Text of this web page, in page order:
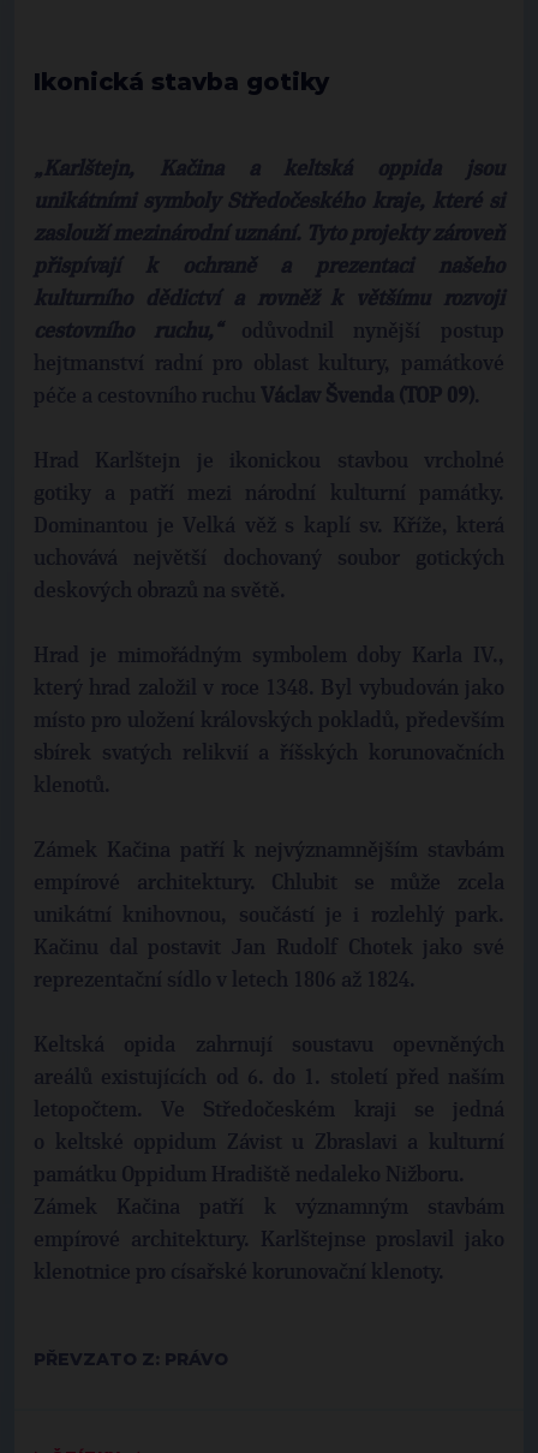
Ikonická stavba gotiky
„Karlštejn, Kačina a keltská oppida jsou
unikátními symboly Středočeského kraje, které si
zaslouží mezinárodní uznání. Tyto projekty zároveň
přispívají k ochraně a prezentaci našeho
kulturního dědictví a rovněž k většímu rozvoji
cestovního ruchu,“odůvodnil nynější postup
hejtmanství radní pro oblast kultury, památkové
péče a cestovního ruchu Václav Švenda (TOP 09).
Hrad Karlštejn je ikonickou stavbou vrcholné
gotiky a patří mezi národní kulturní památky.
Dominantou je Velká věž s kaplí sv. Kříže, která
uchovává největší dochovaný soubor gotických
deskových obrazů na světě.
Hrad je mimořádným symbolem doby Karla IV.,
který hrad založil v roce 1348. Byl vybudován jako
místo pro uložení královských pokladů, především
sbírek svatých relikvií a říšských korunovačních
klenotů.
Zámek Kačina patří k nejvýznamnějším stavbám
empírové architektury. Chlubit se může zcela
unikátní knihovnou, součástí je i rozlehlý park.
Kačinu dal postavit Jan Rudolf Chotek jako své
reprezentační sídlo v letech 1806 až 1824.
Keltská opida zahrnují soustavu opevněných
areálů existujících od 6. do 1. století před naším
letopočtem. Ve Středočeském kraji se jedná
o keltské oppidum Závist u Zbraslavi a kulturní
památku Oppidum Hradiště nedaleko Nižboru.
Zámek Kačina patří k významným stavbám
empírové architektury. Karlštejnse proslavil jako
klenotnice pro císařské korunovační klenoty.
PŘEVZATO Z: PRÁVO